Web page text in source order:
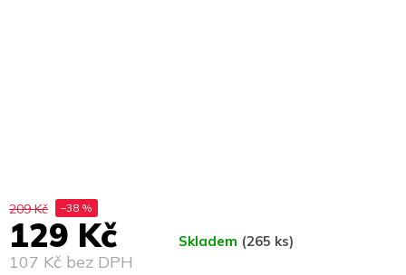
209 Kč –38 %
129 Kč
107 Kč bez DPH
Skladem (265 ks)